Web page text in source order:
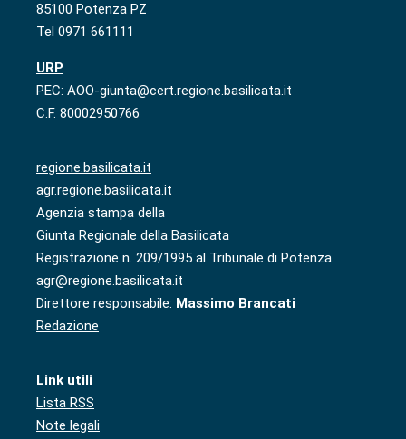
85100 Potenza PZ
Tel 0971 661111
URP
PEC: AOO-giunta@cert.regione.basilicata.it
C.F. 80002950766
regione.basilicata.it
agr.regione.basilicata.it
Agenzia stampa della
Giunta Regionale della Basilicata
Registrazione n. 209/1995 al Tribunale di Potenza
agr@regione.basilicata.it
Direttore responsabile: Massimo Brancati
Redazione
Link utili
Lista RSS
Note legali